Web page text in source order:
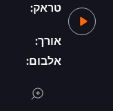
טראק:
אורך:
אלבום: